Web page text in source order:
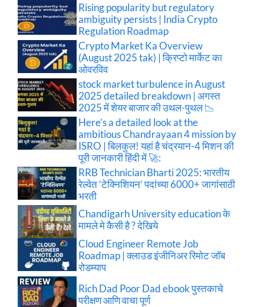
Rising popularity but regulatory
ambiguity persists | India Crypto
Regulation Roadmap
Crypto Market Ka Overview
(August 2025 tak) | क्रिप्टो मार्केट का
ओवरविव
stock market turbulence in August
2025 detailed breakdown | अगस्त
2025 में शेयर बाजार की उथल-पुथल 📉
Here’s a detailed look at the
ambitious Chandrayaan 4 mission by
ISRO | बिलकुल! यहां है चंद्रयान-4 मिशन की
पूरी जानकारी हिंदी में 🚀:
RRB Technician Bharti 2025: भारतीय
रेल्वेत ‘टेक्निशियन’ पदांच्या 6000+ जागांसाठी
भरती
Chandigarh University education के
मामले मे कैसी है ? देखिये
Cloud Engineer Remote Job
Roadmap | क्लाउड इंजीनिअर रिमोट जॉब
रोडम्याप
Rich Dad Poor Dad ebook पुस्तकाचे
परीक्षण आणि वाचा पूर्ण